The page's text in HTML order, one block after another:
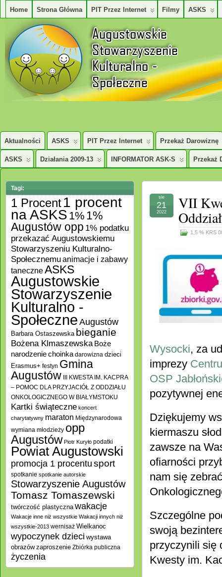
Home Strona Główna PIT Przez Internet Filmy ASKS
AUGUSTOWSKIE STOWARZYSZENE KULTURALNO – SPOŁECZNE
Aktualności ASKS PIT Przez Internet Przekaż Darowiznę
ASKS Działania 2009-13 INFORMATOR ASK-S Przekaż
VII
1,5 % KRS
sie
21
2022
Wysocki, za
imprezy
OSP
pozytywnej
Dziękujemy
kiermaszu
zawsze na
ofiarności
nam się
Szczególne
swoją
przyczynili się
Kwesty im.
Tagi:
1 Procent1 procent
na ASKS 1% 1%
Augustów opp 1% podatku
przekazać Augustowskiemu
Stowarzyszeniu Kulturalno-
Społecznemuanimacje i zabawy
taneczneASKS
Augustowskie
Stowarzyszenie
Kulturalno -
Społeczne Augustów
Barbara Ostaszewska bieganie
Bożena Klmaszewska Boże
narodzeniechoinka darowizna dzieci
Erasmus+ festyn Gmina
Augustów III KWESTA IM. KACPRA
– POMOC DLA PRZYJACIÓŁ Z ODDZIAŁU
ONKOLOGICZNEGO W BIAŁYMSTOKU
Kartki świąteczne koncert
charytatywny maraton Międzynarodowa
wymiana młodzieży opp
Augustów Piotr Kuryło podatki
Powiat Augustowski
promocja 1 procentusport
spotkanie spotkanie autorskie
Stowarzyszenie Augustów
Tomasz Tomaszewski
twórczość plastyczna wakacje
Wakacje inne niż wszystkie Wakacji innych niż
wszystkie-2013 wernisaż Wielkanoc
wypoczynek dzieci wystawa
obrazów zaproszenie Zbiórka publiczna
życzenia